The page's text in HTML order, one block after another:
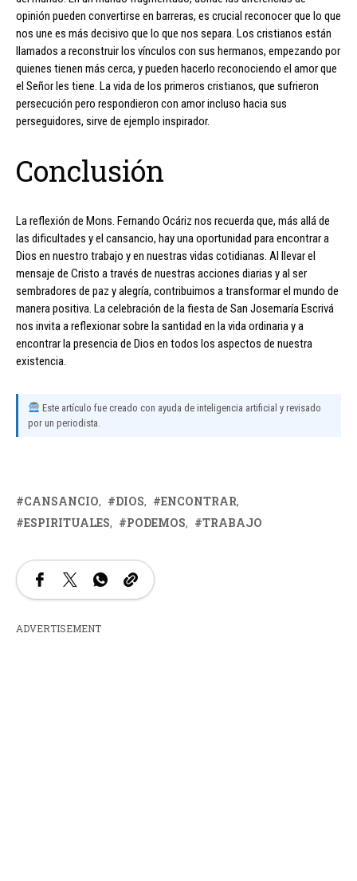
opinión pueden convertirse en barreras, es crucial reconocer que lo que
nos une es más decisivo que lo que nos separa. Los cristianos están
llamados a reconstruir los vínculos con sus hermanos, empezando por
quienes tienen más cerca, y pueden hacerlo reconociendo el amor que
el Señor les tiene. La vida de los primeros cristianos, que sufrieron
persecución pero respondieron con amor incluso hacia sus
perseguidores, sirve de ejemplo inspirador.
Conclusión
La reflexión de Mons. Fernando Ocáriz nos recuerda que, más allá de
las dificultades y el cansancio, hay una oportunidad para encontrar a
Dios en nuestro trabajo y en nuestras vidas cotidianas. Al llevar el
mensaje de Cristo a través de nuestras acciones diarias y al ser
sembradores de paz y alegría, contribuimos a transformar el mundo de
manera positiva. La celebración de la fiesta de San Josemaría Escrivá
nos invita a reflexionar sobre la santidad en la vida ordinaria y a
encontrar la presencia de Dios en todos los aspectos de nuestra
existencia.
Este artículo fue creado con ayuda de inteligencia artificial y revisado
por un periodista.
CANSANCIO DIOS
ENCONTRAR
ESPIRITUALES
PODEMOS TRABAJO
ADVERTISEMENT